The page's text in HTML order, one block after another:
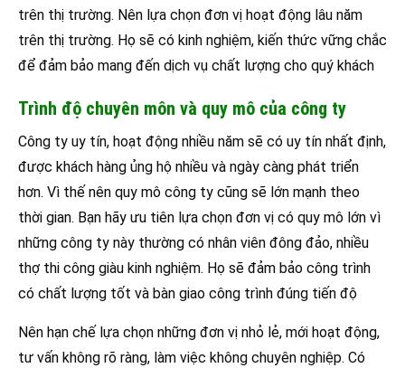
trên thị trường. Nên lựa chọn đơn vị hoạt động lâu năm
trên thị trường. Họ sẽ có kinh nghiệm, kiến thức vững chắc
để đảm bảo mang đến dịch vụ chất lượng cho quý khách
Trình độ chuyên môn và quy mô của công ty
Công ty uy tín, hoạt động nhiều năm sẽ có uy tín nhất định,
được khách hàng ủng hộ nhiều và ngày càng phát triển
hơn. Vì thế nên quy mô công ty cũng sẽ lớn mạnh theo
thời gian. Bạn hãy ưu tiên lựa chọn đơn vị có quy mô lớn vì
những công ty này thường có nhân viên đông đảo, nhiều
thợ thi công giàu kinh nghiệm. Họ sẽ đảm bảo công trình
có chất lượng tốt và bàn giao công trình đúng tiến độ
Nên hạn chế lựa chọn những đơn vị nhỏ lẻ, mới hoạt động,
tư vấn không rõ ràng, làm việc không chuyên nghiệp. Có